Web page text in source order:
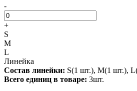
-
+
S
M
L
Линейка
Состав линейки: S(1 шт.), M(1 шт.),
Всего единиц в товаре: 3шт.